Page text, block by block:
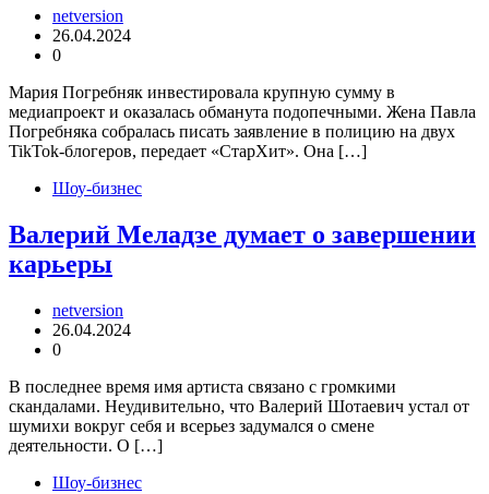
netversion
26.04.2024
0
Мария Погребняк инвестировала крупную сумму в
медиапроект и оказалась обманута подопечными. Жена Павла
Погребняка собралась писать заявление в полицию на двух
TikTok-блогеров, передает «СтарХит». Она […]
Шоу-бизнес
Валерий Меладзе думает о завершении
карьеры
netversion
26.04.2024
0
В последнее время имя артиста связано с громкими
скандалами. Неудивительно, что Валерий Шотаевич устал от
шумихи вокруг себя и всерьез задумался о смене
деятельности. О […]
Шоу-бизнес